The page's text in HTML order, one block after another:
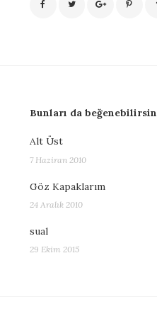
Bunları da beğenebilirsin
Alt Üst
7 Haziran 2010
Göz Kapaklarım
24 Aralık 2010
sual
29 Ekim 2015